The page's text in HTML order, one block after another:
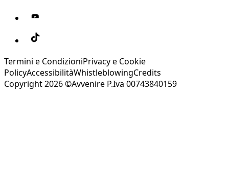
Termini e CondizioniPrivacy e Cookie
PolicyAccessibilitàWhistleblowingCredits
Copyright 2026 ©Avvenire P.Iva 00743840159